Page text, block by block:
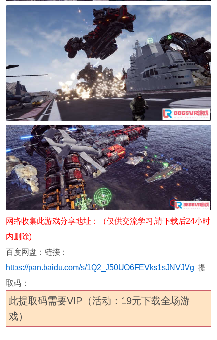
网络收集此游戏分享地址：（仅供交流学习,请下载后24小时
内删除)
百度网盘：链接：
https://pan.baidu.com/s/1Q2_J50UO6FEVks1sJNVJVg 提
取码：
此提取码需要VIP（活动：19元下载全场游
戏）